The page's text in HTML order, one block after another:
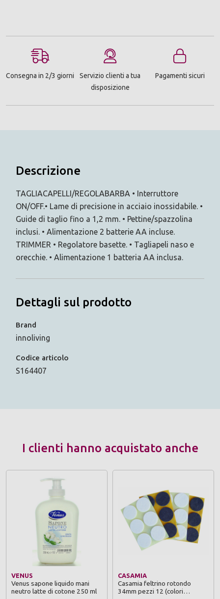
Consegna in 2/3 giorni
Servizio clienti a tua
disposizione
Pagamenti sicuri
Descrizione
TAGLIACAPELLI/REGOLABARBA • Interruttore
ON/OFF.• Lame di precisione in acciaio inossidabile. •
Guide di taglio fino a 1,2 mm. • Pettine/spazzolina
inclusi. • Alimentazione 2 batterie AA incluse.
TRIMMER • Regolatore basette. • Tagliapeli naso e
orecchie. • Alimentazione 1 batteria AA inclusa.
Dettagli sul prodotto
Brand
innoliving
Codice articolo
S164407
I clienti hanno acquistato anche
VENUS
Venus sapone liquido mani
neutro latte di cotone 250 ml
CASAMIA
Casamia feltrino rotondo
34mm pezzi 12 (colori